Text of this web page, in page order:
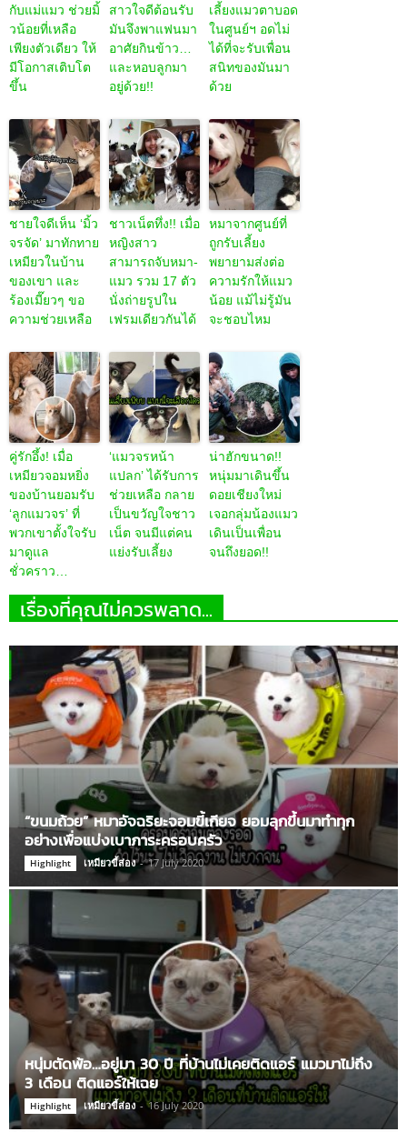
กับแม่แมว ช่วยมิ้
วน้อยที่เหลือ
เพียงตัวเดียว ให้
มีโอกาสเติบโต
ขึ้น
สาวใจดีต้อนรับ
มันจึงพาแฟนมา
อาศัยกินข้าว…
และหอบลูกมา
อยู่ด้วย!!
เลี้ยงแมวตาบอด
ในศูนย์ฯ อดไม่
ได้ที่จะรับเพื่อน
สนิทของมันมา
ด้วย
ชายใจดีเห็น ‘มิ้ว
จรจัด’ มาทักทาย
เหมียวในบ้าน
ของเขา และ
ร้องเมี๊ยวๆ ขอ
ความช่วยเหลือ
ชาวเน็ตทึ่ง!! เมื่อ
หญิงสาว
สามารถจับหมา-
แมว รวม 17 ตัว
นั่งถ่ายรูปใน
เฟรมเดียวกันได้
หมาจากศูนย์ที่
ถูกรับเลี้ยง
พยายามส่งต่อ
ความรักให้แมว
น้อย แม้ไม่รู้มัน
จะชอบไหม
คู่รักอึ้ง! เมื่อ
เหมียวจอมหยิ่ง
ของบ้านยอมรับ
‘ลูกแมวจร’ ที่
พวกเขาตั้งใจรับ
มาดูแล
ชั่วคราว…
‘แมวจรหน้า
แปลก’ ได้รับการ
ช่วยเหลือ กลาย
เป็นขวัญใจชาว
เน็ต จนมีแต่คน
แย่งรับเลี้ยง
น่าฮักขนาด!!
หนุ่มมาเดินขึ้น
ดอยเชียงใหม่
เจอกลุ่มน้องแมว
เดินเป็นเพื่อน
จนถึงยอด!!
เรื่องที่คุณไม่ควรพลาด...
“ขนมถ้วย” หมาอัจฉริยะจอมขี้เกียจ ยอมลุกขึ้นมาทำทุก
อย่างเพื่อแบ่งเบาภาระครอบครัว
Highlight เหมียวขี้ส่อง - 17 July 2020
หนุ่มตัดพ้อ…อยู่มา 30 ปี ที่บ้านไม่เคยติดแอร์ แมวมาไม่ถึง
3 เดือน ติดแอร์ให้เฉย
Highlight เหมียวขี้ส่อง - 16 July 2020